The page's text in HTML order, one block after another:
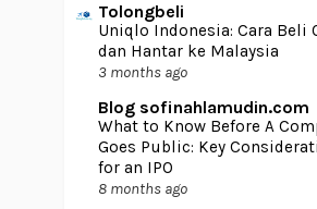
Tolongbeli
Uniqlo Indonesia: Cara Beli
dan Hantar ke Malaysia
3 months ago
Blog sofinahlamudin.com
What to Know Before A
Goes Public: Key
for an IPO
8 months ago